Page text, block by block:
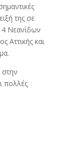
της σε
4 Νεανίδων
Αττικής και
στην
πολλές